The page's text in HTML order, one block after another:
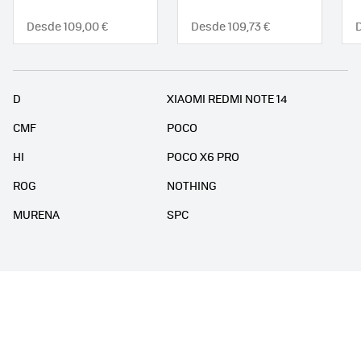
Desde 109,00 € Desde 109,73 €
D
XIAOMI REDMI NOTE 14
CMF
POCO
HI
POCO X6 PRO
ROG
NOTHING
MURENA
SPC